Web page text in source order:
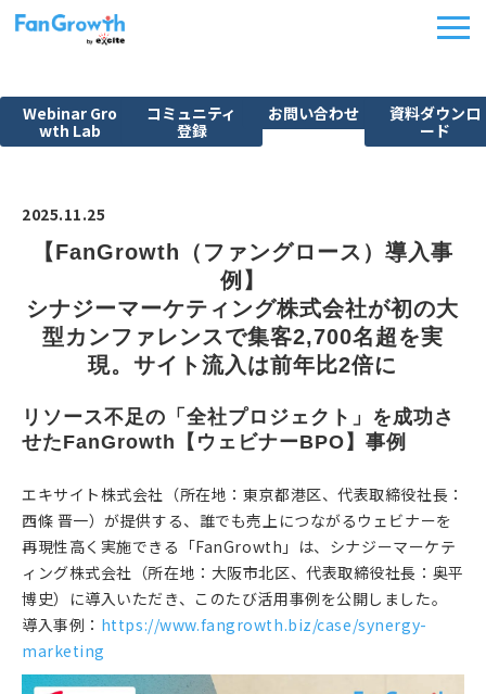
Webinar Gro
wth Lab
コミュニティ
登録
お問い合わせ
資料ダウンロ
ード
課題から探す
施策別活用シーン
料金・プラン
導入事例
FanGrowth Studio
2025.11.25
【FanGrowth（ファングロース）導入事
例】
シナジーマーケティング株式会社が初の大
型カンファレンスで集客2,700名超を実
現。サイト流入は前年比2倍に
リソース不足の「全社プロジェクト」を成功さ
せたFanGrowth【ウェビナーBPO】事例
エキサイト株式会社（所在地：東京都港区、代表取締役社長：
西條 晋一）が提供する、誰でも売上につながるウェビナーを
再現性高く実施できる「FanGrowth」は、シナジーマーケテ
ィング株式会社（所在地：大阪市北区、代表取締役社長：奥平
博史）に導入いただき、このたび活用事例を公開しました。
導入事例： https://www.fangrowth.biz/case/synergy-
marketing